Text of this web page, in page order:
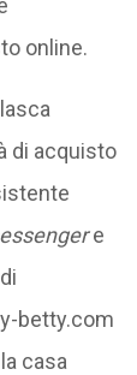
online.
di acquisto
e
betty.com
casa